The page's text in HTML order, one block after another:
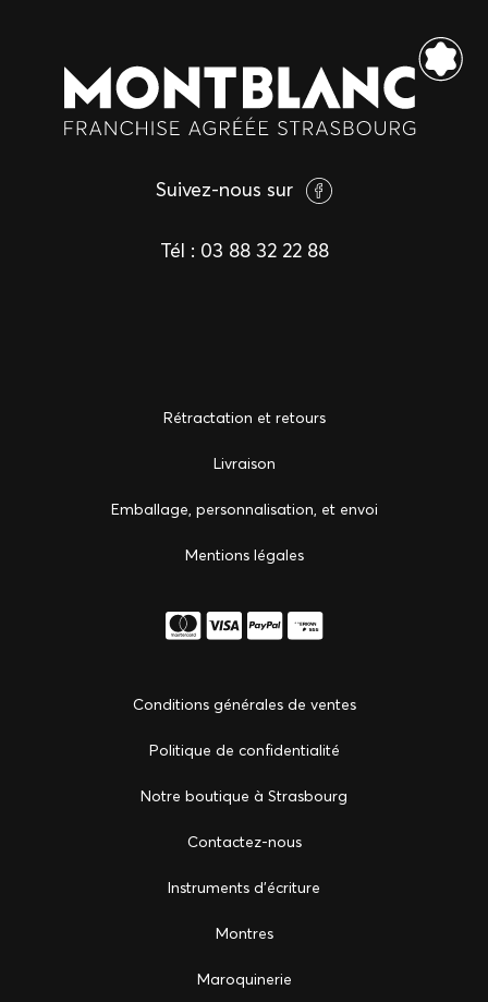
Suivez-nous sur
Tél : 03 88 32 22 88
Rétractation et retours
Livraison
Emballage, personnalisation, et envoi
Mentions légales
Conditions générales de ventes
Politique de confidentialité
Notre boutique à Strasbourg
Сontactez-nous
Instruments d'écriture
Montres
Maroquinerie